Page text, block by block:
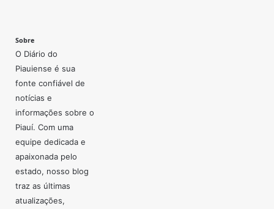
Sobre
O Diário do
Piauiense é sua
fonte confiável de
notícias e
informações sobre o
Piauí. Com uma
equipe dedicada e
apaixonada pelo
estado, nosso blog
traz as últimas
atualizações,